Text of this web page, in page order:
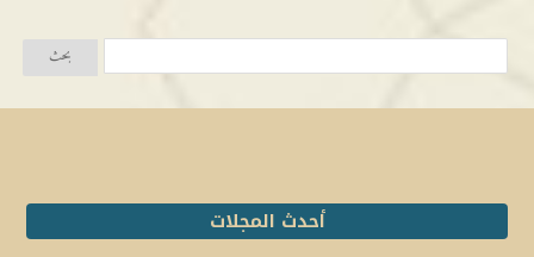
أحدث المجلات